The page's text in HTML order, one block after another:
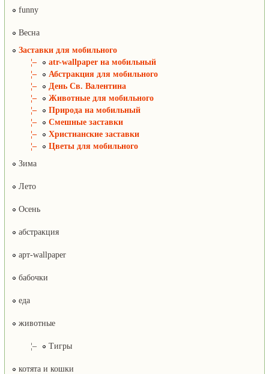
funny
Весна
Заставки для мобильного
¦–
atr-wallpaper на мобильный
¦–
Абстракция для мобильного
¦–
День Св. Валентина
¦–
Животные для мобильного
¦–
Природа на мобильный
¦–
Смешные заставки
¦–
Христианские заставки
¦–
Цветы для мобильного
Зима
Лето
Осень
абстракция
арт-wallpaper
бабочки
еда
животные
¦– Тигры
котята и кошки